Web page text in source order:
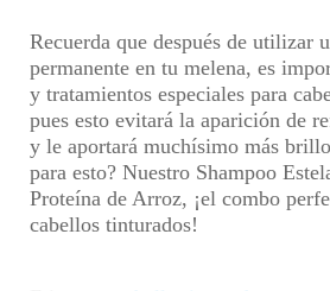
Recuerda que después de utilizar
permanente en tu melena, es
y tratamientos especiales para
pues esto evitará la aparición de
y le aportará muchísimo más
para esto? Nuestro Shampoo
Proteína de Arroz, ¡el combo
cabellos tinturados!